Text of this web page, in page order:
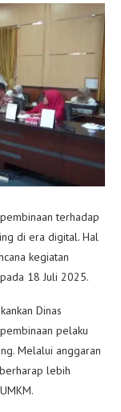
terhadap
di era digital. Hal
kegiatan
18 Juli 2025.
Dinas
pelaku
Melalui anggaran
lebih